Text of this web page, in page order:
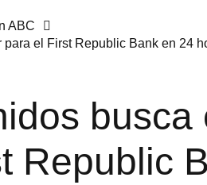
ABC
el First Republic Bank en 24
busca
Republic